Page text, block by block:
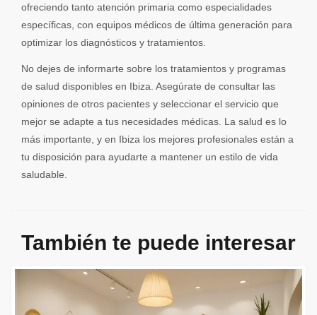
ofreciendo tanto atención primaria como especialidades
específicas, con equipos médicos de última generación para
optimizar los diagnósticos y tratamientos.
No dejes de informarte sobre los tratamientos y programas
de salud disponibles en Ibiza. Asegúrate de consultar las
opiniones de otros pacientes y seleccionar el servicio que
mejor se adapte a tus necesidades médicas. La salud es lo
más importante, y en Ibiza los mejores profesionales están a
tu disposición para ayudarte a mantener un estilo de vida
saludable.
También te puede interesar